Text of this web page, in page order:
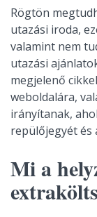
Rögtön
utazási iroda,
valamint nem
utazási
megjelenő
weboldalára,
irányítanak,
repülőjegyét és
Mi a